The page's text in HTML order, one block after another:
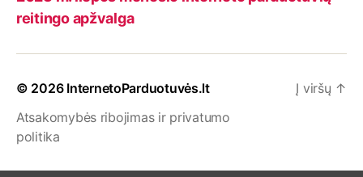
reitingo apžvalga
© 2026 InternetoParduotuvės.lt
Atsakomybės ribojimas ir privatumo
politika
Į viršų ↑